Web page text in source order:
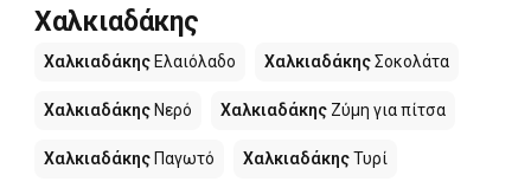
Χαλκιαδάκης
Χαλκιαδάκης Ελαιόλαδο ΧαλκιαδάκηςΣοκολάτα
Χαλκιαδάκης Νερό Χαλκιαδάκης Ζύμη για πίτσα
Χαλκιαδάκης Παγωτό ΧαλκιαδάκηςΤυρί